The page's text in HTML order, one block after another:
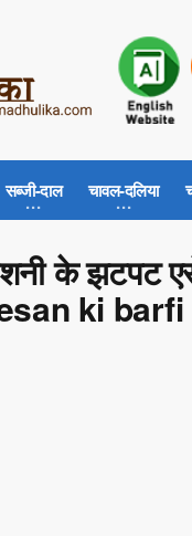
सब्जी-दाल चावल-दलिया
के झटपट
ki